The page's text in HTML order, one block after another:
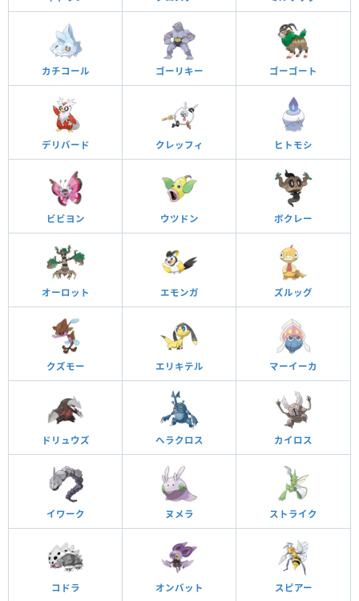
カチコール ゴーリキー ゴーゴート
デリバード クレッフィ ヒトモシ
ビビヨン ウツドン ボクレー
オーロット エモンガ ズルッグ
クズモー エリキテル マーイーカ
ドリュウズ ヘラクロス カイロス
イワーク ヌメラ ストライク
コドラ オンバット スピアー